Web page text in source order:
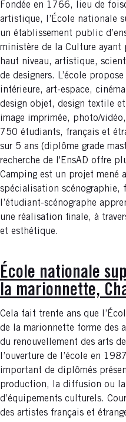
Fondée en 1766, lieu de
artistique, l’École nationale
un établissement public
ministère de la Culture
haut niveau, artistique,
de designers. L’école
intérieure, art-espace,
design objet, design textile
image imprimée, photo/
750 étudiants, français et
sur 5 ans (diplôme grade
recherche de l'EnsAD offre
Camping est un projet mené
spécialisation scénographie,
l’étudiant-scénographe
une réalisation finale, à
et esthétique.
École nationale
la marionnette,
Cela fait trente ans que
de la marionnette forme des
du renouvellement des arts
l’ouverture de l’école en
important de diplômés
production, la diffusion ou
d’équipements culturels.
des artistes français et